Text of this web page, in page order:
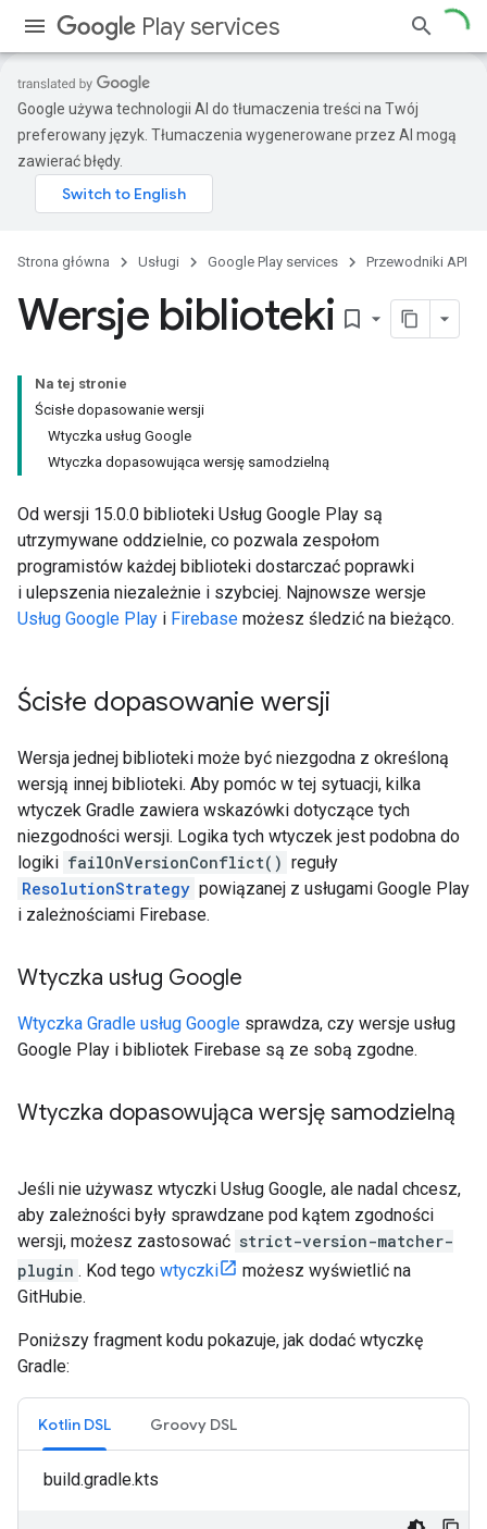
Play services
Google używa technologii AI do tłumaczenia treści na Twój
preferowany język. Tłumaczenia wygenerowane przez AI mogą
zawierać błędy.
Strona główna Usługi Google Play services Przewodniki API
Wersje biblioteki bookmark_border
Na tej stronie
Ścisłe dopasowanie wersji
Wtyczka usług Google
Wtyczka dopasowująca wersję samodzielną
Od wersji 15.0.0 biblioteki Usług Google Play są
utrzymywane oddzielnie, co pozwala zespołom
programistów każdej biblioteki dostarczać poprawki
i ulepszenia niezależnie i szybciej. Najnowsze wersje
Usług Google Play i Firebase możesz śledzić na bieżąco.
Ścisłe dopasowanie wersji
Wersja jednej biblioteki może być niezgodna z określoną
wersją innej biblioteki. Aby pomóc w tej sytuacji, kilka
wtyczek Gradle zawiera wskazówki dotyczące tych
niezgodności wersji. Logika tych wtyczek jest podobna do
logiki failOnVersionConflict() reguły
ResolutionStrategy powiązanej z usługami Google Play
i zależnościami Firebase.
Wtyczka usług Google
Wtyczka Gradle usług Google sprawdza, czy wersje usług
Google Play i bibliotek Firebase są ze sobą zgodne.
Wtyczka dopasowująca wersję samodzielną
Jeśli nie używasz wtyczki Usług Google, ale nadal chcesz,
aby zależności były sprawdzane pod kątem zgodności
wersji, możesz zastosować strict-version-matcher-
plugin . Kod tego wtyczki
możesz wyświetlić na
GitHubie.
Poniższy fragment kodu pokazuje, jak dodać wtyczkę
Gradle:
Kotlin DSL Groovy DSL
build.gradle.kts